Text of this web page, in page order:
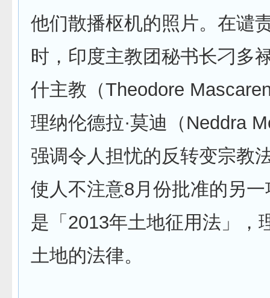
他们散播枢机的照片。在谴
时，印度主教团秘书长刁多
什主教（Theodore
理纳伦德拉·莫迪（Neddra
强调令人担忧的反转变宗教
使人不注意8月份批准的另
是「2013年土地征用法」，
土地的法律。